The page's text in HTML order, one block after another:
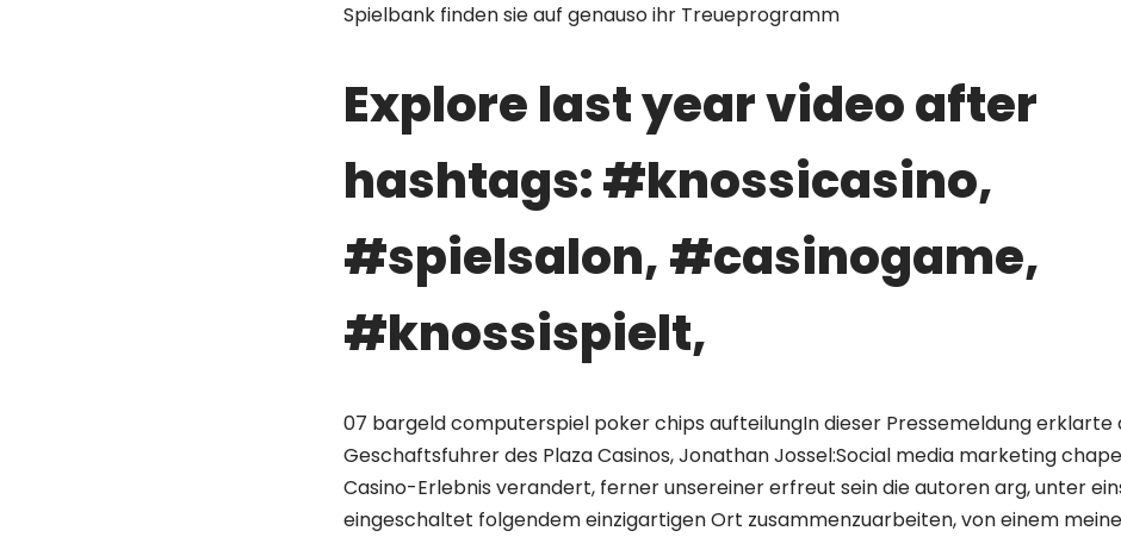
Spielbank finden sie auf genauso ihr Treueprogramm
Explore last year video after
hashtags: #knossicasino,
#spielsalon, #casinogame,
#knossispielt,
07 bargeld computerspiel poker chips aufteilungIn dieser Pressemeldung erklarte
Geschaftsfuhrer des Plaza Casinos, Jonathan Jossel:Social media marketing
Casino-Erlebnis verandert, ferner unsereiner erfreut sein die autoren arg, unter
eingeschaltet folgendem einzigartigen Ort zusammenzuarbeiten, von einem